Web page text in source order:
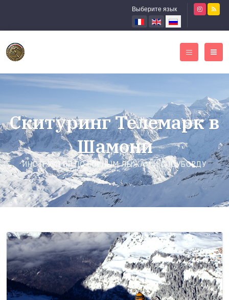
Выберите язык
Скитуринг Телемарк в
Шамони
ИНСТРУКТОР ПО ГОРНЫМ ЛЫЖАМ И СНОУБОРДУ